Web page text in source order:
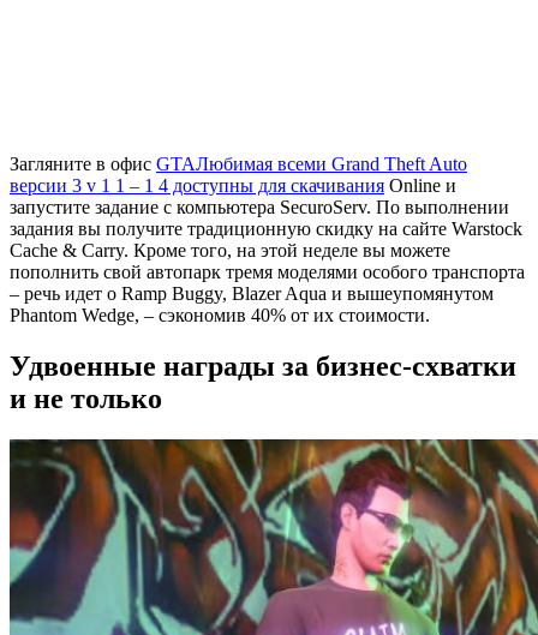
Загляните в офис GTAЛюбимая всеми Grand Theft Auto
версии 3 v 1 1 – 1 4 доступны для скачивания Online и
запустите задание с компьютера SecuroServ. По выполнении
задания вы получите традиционную скидку на сайте Warstock
Cache & Carry. Кроме того, на этой неделе вы можете
пополнить свой автопарк тремя моделями особого транспорта
– речь идет о Ramp Buggy, Blazer Aqua и вышеупомянутом
Phantom Wedge, – сэкономив 40% от их стоимости.
Удвоенные награды за бизнес-схватки
и не только